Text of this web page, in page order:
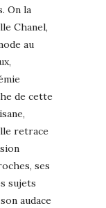
On la
Chanel,
au
de cette
retrace
ses
sujets
audace